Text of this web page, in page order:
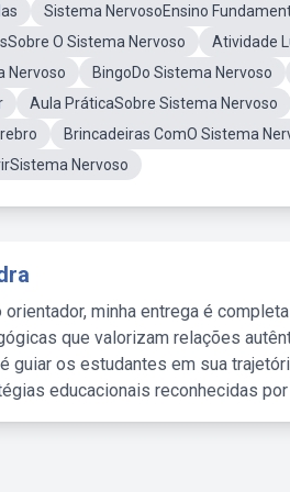
Sistema NervosoEnsino
O Sistema Nervoso
Atividade
Nervoso
BingoDo Sistema Nervoso
Aula PráticaSobre Sistema Nervoso
Brincadeiras ComO Sistema
Nervoso
orientador, minha entrega é
que valorizam relações
guiar os estudantes em sua
educacionais reconhecidas